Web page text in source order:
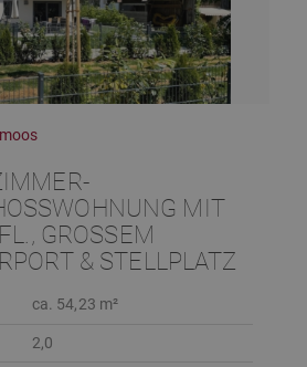
MIT
GROSSEM B
& STELLPLATZ
ca. 54,23 m²
2,0